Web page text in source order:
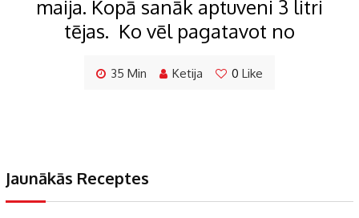
maija. Kopā sanāk aptuveni 3 litri
tējas. Ko vēl pagatavot no
35 Min Ketija 0 Like
Jaunākās Receptes